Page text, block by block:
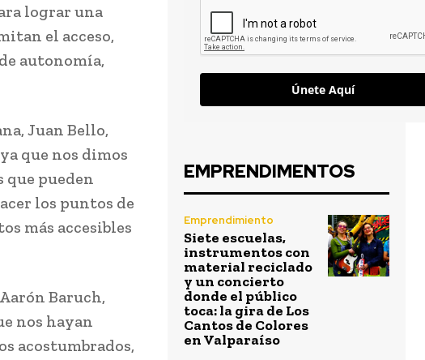
lograr una
el acceso,
autonomía,
Juan Bello,
que nos dimos
que pueden
los puntos de
más accesibles
Baruch,
nos hayan
acostumbrados,
Únete Aquí
EMPRENDIMENTOS
Emprendimiento
Siete escuelas,
instrumentos con
material reciclado
y un concierto
donde el público
toca: la gira de Los
Cantos de Colores
en Valparaíso